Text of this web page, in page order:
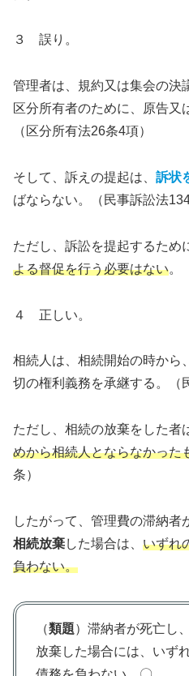
３ 誤り。
管理者は、規約又は集会の決
区分所有者のために、原告又
（区分所有法26条4項）
そして、訴えの提起は、 訴状
ばならない。（民事訴訟法134
ただし、訴訟を提起するため
よる督促を行う必要はない。
４ 正しい。
相続人は、相続開始の時から
切の権利義務を承継する。（
ただし、相続の放棄をした者
めから相続人とならなかった
条）
したがって、管理費の滞納
相続放棄した場合は、 いずれ
負わない。
（類題）滞納者が死亡し
放棄した場合には、いず